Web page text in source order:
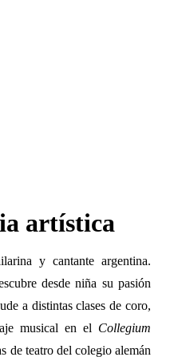
artística
y cantante argentina.
desde niña su pasión
a distintas clases de coro,
musical en el Collegium
de teatro del colegio alemán